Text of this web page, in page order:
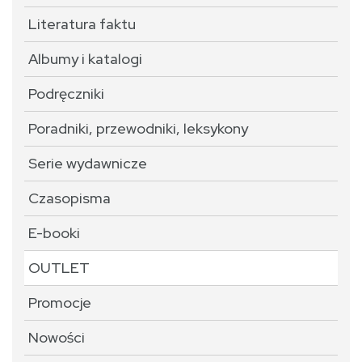
Literatura faktu
Albumy i katalogi
Podręczniki
Poradniki, przewodniki, leksykony
Serie wydawnicze
Czasopisma
E-booki
OUTLET
Promocje
Nowości